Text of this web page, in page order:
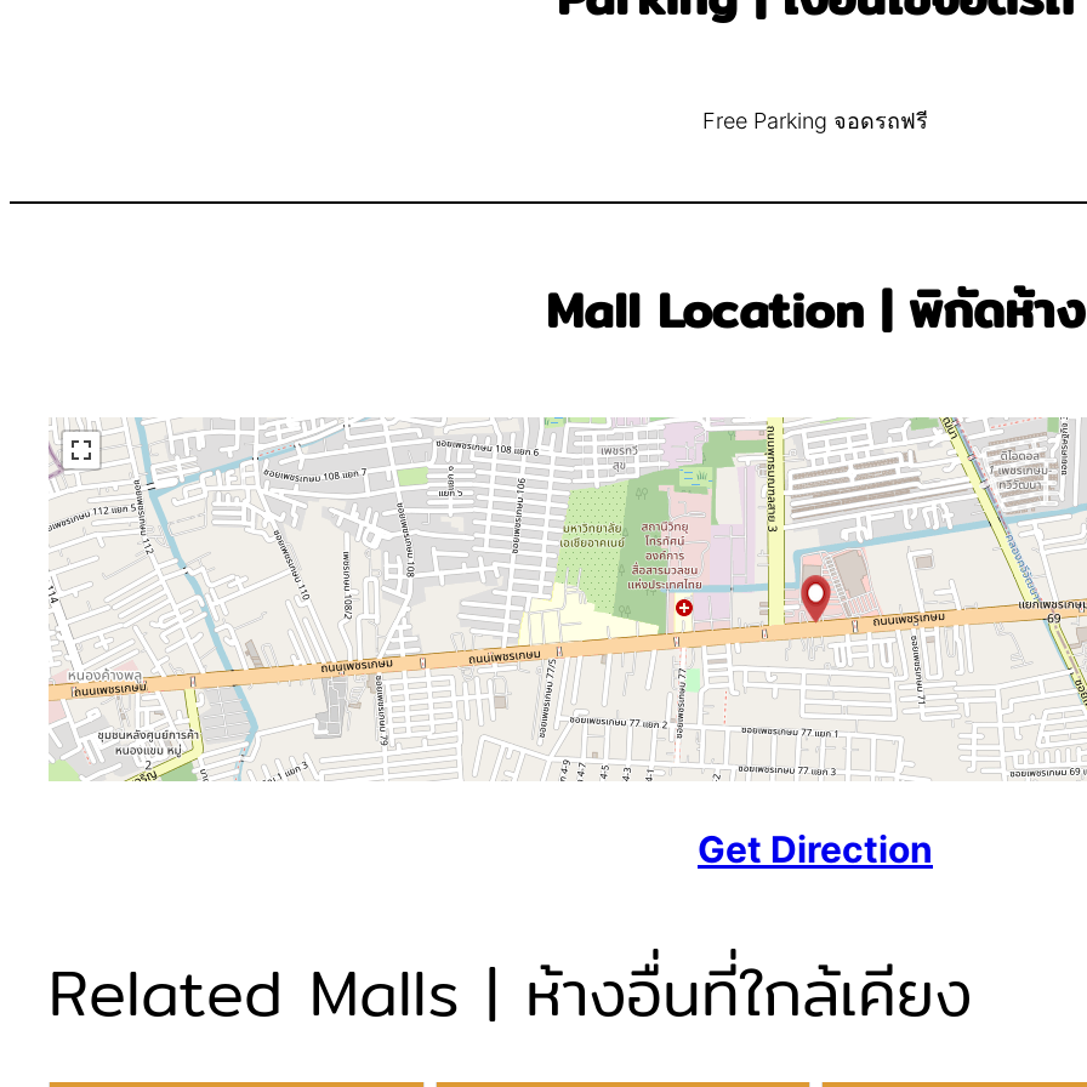
Free Parking จอดรถฟรี
Mall Location | พิกัดห้าง
Get Direction
Related Malls | ห้างอื่นที่ใกล้เคียง